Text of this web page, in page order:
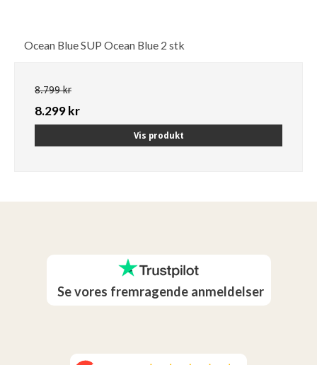
Ocean Blue SUP Ocean Blue 2 stk
8.799 kr
8.299 kr
Vis produkt
Se vores fremragende anmeldelser